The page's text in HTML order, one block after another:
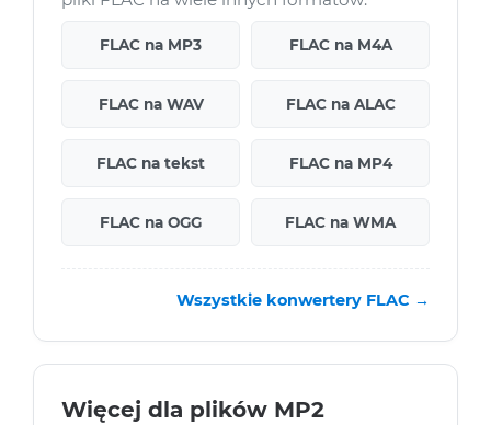
FLAC na MP3 FLAC na M4A
FLAC na WAV FLAC na ALAC
FLAC na tekst FLAC na MP4
FLAC na OGG FLAC na WMA
Wszystkie konwertery FLAC →
Więcej dla plików MP2